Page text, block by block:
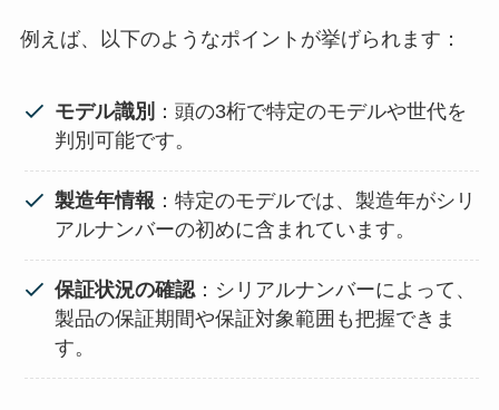
例えば、以下のようなポイントが挙げられます：
モデル識別 ：頭の3桁で特定のモデルや世代を
判別可能です。
製造年情報 ：特定のモデルでは、製造年がシリ
アルナンバーの初めに含まれています。
保証状況の確認：シリアルナンバーによって、
製品の保証期間や保証対象範囲も把握できま
す。